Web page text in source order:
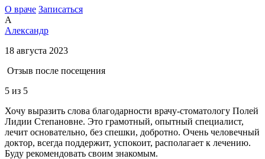
О враче Записаться
А
Александр
18 августа 2023
Отзыв после посещения
5 из 5
Хочу выразить слова благодарности врачу-стоматологу Полей
Лидии Степановне. Это грамотный, опытный специалист,
лечит основательно, без спешки, добротно. Очень человечный
доктор, всегда поддержит, успокоит, располагает к лечению.
Буду рекомендовать своим знакомым.